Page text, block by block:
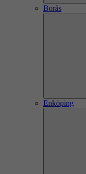
Borås
Enköping